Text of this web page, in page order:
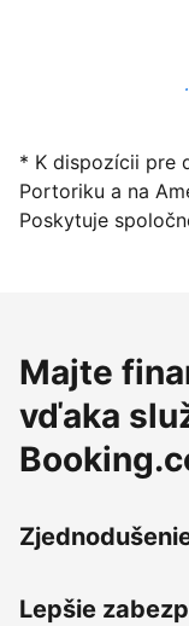
Začať ponúkať
* K dispozícii pre
Portoriku a na
Poskytuje
Majte
vďaka
Lepšie